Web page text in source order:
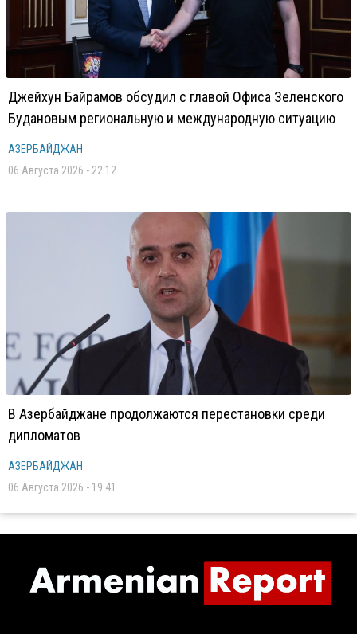
Джейхун Байрамов обсудил с главой Офиса Зеленского
Будановым региональную и международную ситуацию
АЗЕРБАЙДЖАН
06 Августа 2026 - 22:12
В Азербайджане продолжаются перестановки среди
дипломатов
АЗЕРБАЙДЖАН
06 Августа 2026 - 19:41